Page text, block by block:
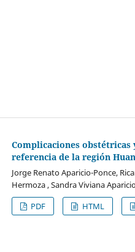
Complicaciones obstétricas
referencia de la región
Jorge Renato Aparicio-Ponce,
Hermoza , Sandra Viviana
PDF HTML